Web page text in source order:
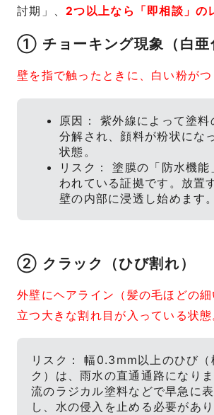
討期」、 2つ以上なら「即相談」の
① チョーキング現象（白亜
壁を指で触ったときに、白い粉がつ
原因： 紫外線によって塗料
分解され、顔料が粉状にな
状態。
リスク： 塗膜の「防水機能
われている証拠です。放置
壁の内部に浸透し始めます。
② クラック（ひび割れ）
外壁にヘアライン（髪の毛ほどの
立つ大きな割れ目が入っている状態
リスク： 幅0.3mm以上のひび（
ク）は、雨水の直通通路になり
流のラジカル塗料などで早急に
し、水の侵入を止める必要があり